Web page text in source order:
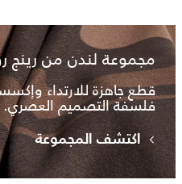
مجموعة لندن من رينج
قطع جاهزة للارتداء
فلسفة التصميم العصري.
اكتشف المجموعة